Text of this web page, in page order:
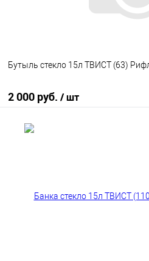
Бутыль стекло 15л ТВИСТ (63)
2 000 руб. / шт